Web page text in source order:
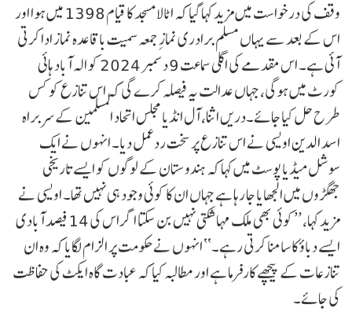
وقف کی درخواست میں مزید کہا گیا کہ اٹالا مسجد کا قیام 1398 میں ہوا اور
اس کے بعد سے یہاں مسلم برادری نمازِ جمعہ سمیت باقاعدہ نماز ادا کرتی
آئی ہے۔ اس مقدمے کی اگلی سماعت 9 دسمبر 2024 کو الہ آباد ہائی
کورٹ میں ہوگی، جہاں عدالت یہ فیصلہ کرے گی کہ اس تنازع کو کس
طرح حل کیا جائے۔دریں اثنا، آل انڈیا مجلس اتحاد المسلمین کے سربراہ
اسد الدین اویسی نے اس تنازع پر سخت ردعمل دیا۔ انہوں نے ایک
سوشل میڈیا پوسٹ میں کہا کہ ہندوستان کے لوگوں کو ایسے تاریخی
جھگڑوں میں الجھایا جا رہا ہے جہاں ان کا کوئی وجود ہی نہیں تھا۔ اویسی نے
مزید کہا، ’’کوئی بھی ملک مہا شکتی نہیں بن سکتا اگر اس کی 14 فیصد آبادی
ایسے دباؤ کا سامنا کرتی رہے۔‘‘ انہوں نے حکومت پر الزام لگایا کہ وہ ان
تنازعات کے پیچھے کارفرما ہے اور مطالبہ کیا کہ عبادت گاہ ایکٹ کی حفاظت
کی جائے۔